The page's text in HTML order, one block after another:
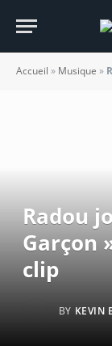
Accueil » Musique »
Radou
Garçon
clip
BY KEVIN